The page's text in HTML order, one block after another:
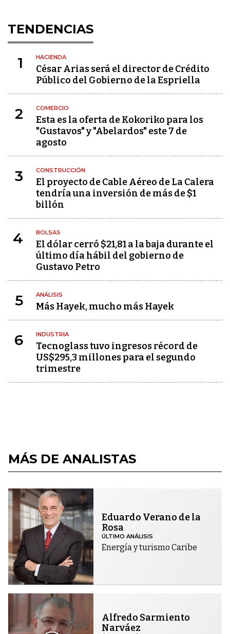
TENDENCIAS
1 HACIENDA
César Arias será el director de Crédito
Público del Gobierno de la Espriella
2 COMERCIO
Esta es la oferta de Kokoriko para los
"Gustavos" y "Abelardos" este 7 de
agosto
3 CONSTRUCCIÓN
El proyecto de Cable Aéreo de La Calera
tendría una inversión de más de $1
billón
4 BOLSAS
El dólar cerró $21,81 a la baja durante el
último día hábil del gobierno de
Gustavo Petro
5 ANÁLISIS
Más Hayek, mucho más Hayek
6 INDUSTRIA
Tecnoglass tuvo ingresos récord de
US$295,3 millones para el segundo
trimestre
MÁS DE ANALISTAS
Eduardo Verano de la
Rosa
ÚLTIMO ANÁLISIS
Energía y turismo Caribe
Alfredo Sarmiento
Narváez